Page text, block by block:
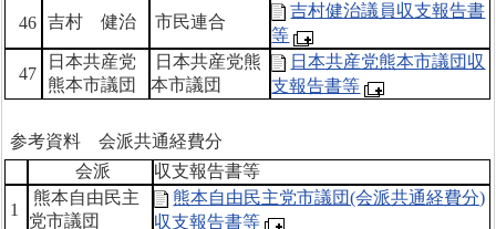
46 吉村 健治 市民連合
吉村健治議員収支報告書
等
47
日本共産党
熊本市議団
日本共産党熊
本市議団
日本共産党熊本市議団収
支報告書等
参考資料 会派共通経費分
会派
収支報告書等
1
熊本自由民主
党市議団
熊本自由民主党市議団(会派共通経費分)
収支報告書等